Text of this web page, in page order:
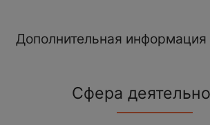
Дополнительная информация
Сфера